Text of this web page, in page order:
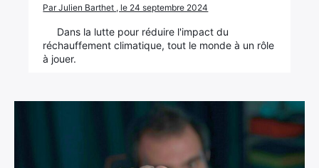
Par Julien Barthet , le 24 septembre 2024
Dans la lutte pour réduire l'impact du
réchauffement climatique, tout le monde à un rôle
à jouer.